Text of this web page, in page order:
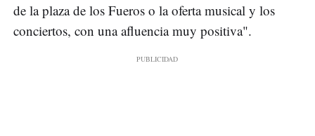
de la plaza de los Fueros o la oferta musical y los
conciertos, con una afluencia muy positiva".